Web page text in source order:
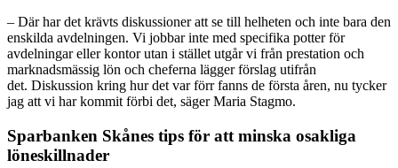
– Där har det krävts diskussioner att se till helheten och inte bara den
enskilda avdelningen. Vi jobbar inte med specifika potter för
avdelningar eller kontor utan i stället utgår vi från prestation och
marknadsmässig lön och cheferna lägger förslag utifrån
det. Diskussion kring hur det var förr fanns de första åren, nu tycker
jag att vi har kommit förbi det, säger Maria Stagmo.
Sparbanken Skånes tips för att minska osakliga
löneskillnader